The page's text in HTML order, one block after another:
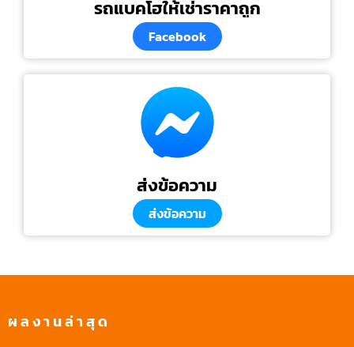
รถแบคโฮให้เช่าราคาถูก
Facebook
ส่งข้อความ
ส่งข้อความ
ผลงานล่าสุด